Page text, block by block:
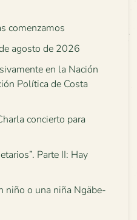
comenzamos
agosto de 2026
en la Nación
Política de Costa
concierto para
Parte II: Hay
niño o una niña Ngäbe-